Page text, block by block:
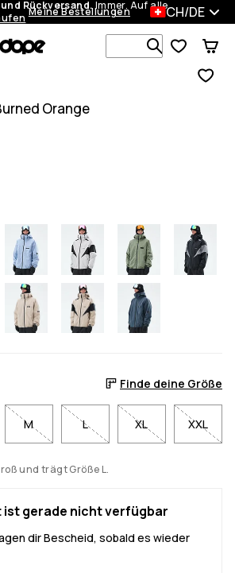
Rückversand.Immer. Auf alle
Meine Bestellungen CH/DE
Orange
Finde deine Größe
M L XL XXL
und trägt Größe L.
ist gerade nicht verfügbar
dir Bescheid, sobald es wieder